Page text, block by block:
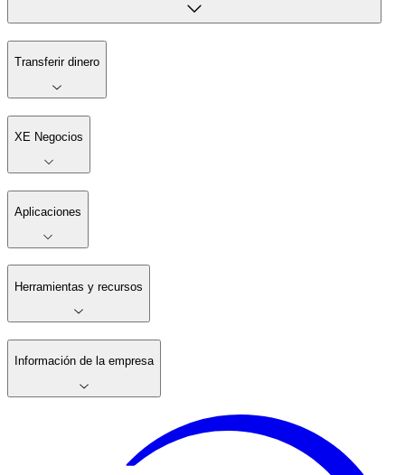
Transferir dinero
XE Negocios
Aplicaciones
Herramientas y recursos
Información de la empresa